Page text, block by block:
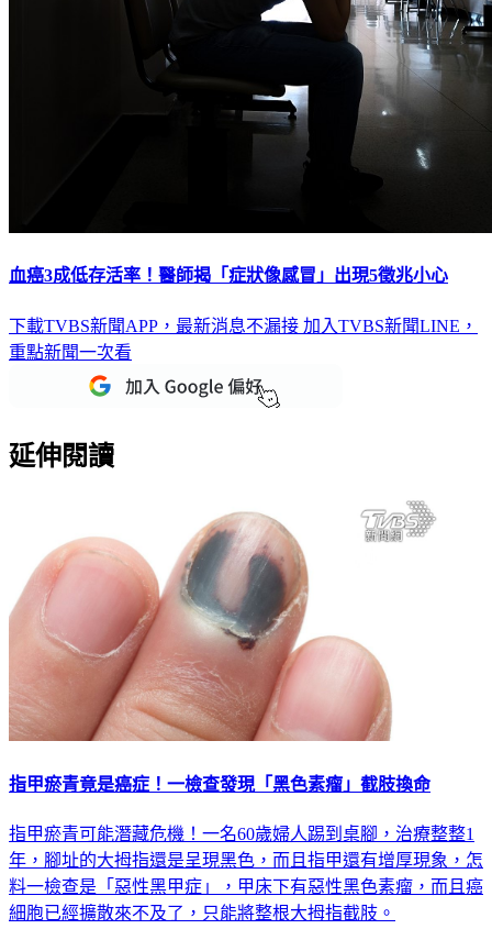
血癌3成低存活率！醫師揭「症狀像感冒」出現5徵兆小心
下載TVBS新聞APP，最新消息不漏接 加入TVBS新聞LINE，
重點新聞一次看
延伸閱讀
指甲瘀青竟是癌症！一檢查發現「黑色素瘤」截肢換命
指甲瘀青可能潛藏危機！一名60歲婦人踢到桌腳，治療整整1
年，腳址的大拇指還是呈現黑色，而且指甲還有增厚現象，怎
料一檢查是「惡性黑甲症」，甲床下有惡性黑色素瘤，而且癌
細胞已經擴散來不及了，只能將整根大拇指截肢。